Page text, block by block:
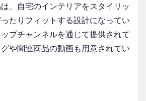
、自宅のインテリアをスタイリッ
たりフィットする設計になってい
プチャンネルを通じて提供されて
や関連商品の動画も用意されてい